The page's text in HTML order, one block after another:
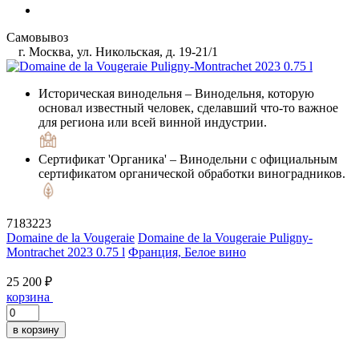
Самовывоз
г. Москва, ул. Никольская, д. 19-21/1
Историческая винодельня – Винодельня, которую
основал известный человек, сделавший что-то важное
для региона или всей винной индустрии.
Сертификат 'Органика' – Винодельни с официальным
сертификатом органической обработки виноградников.
7183223
Domaine de la Vougeraie Domaine de la Vougeraie Puligny-
Montrachet 2023 0.75 l Франция, Белое вино
25 200 ₽
корзина
в корзину